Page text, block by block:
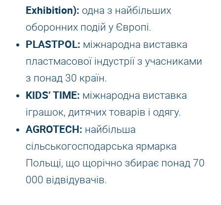
Exhibition): одна з найбільших
оборонних подій у Європі.
PLASTPOL: міжнародна виставка
пластмасової індустрії з учасниками
з понад 30 країн.
KIDS’ TIME: міжнародна виставка
іграшок, дитячих товарів і одягу.
AGROTECH: найбільша
сільськогосподарська ярмарка
Польщі, що щорічно збирає понад 70
000 відвідувачів.